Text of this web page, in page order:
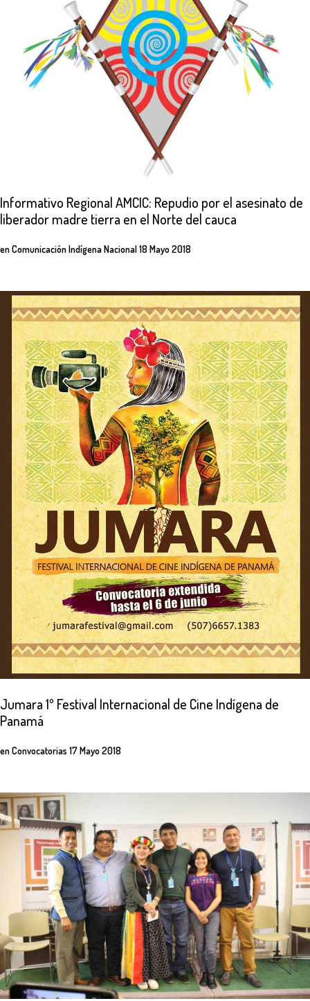
Informativo RegionalAMCIC: Repudio porel asesinato de
liberadormadre tierra en el Norte del cauca
enComunicación Indígena Nacional18 Mayo 2018
Jumara1º Festival Internacional de Cine Indígena de
Panamá
enConvocatorias 17 Mayo 2018